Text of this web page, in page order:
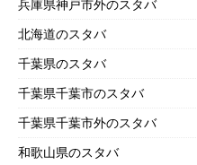
兵庫県神戸市外のスタバ
北海道のスタバ
千葉県のスタバ
千葉県千葉市のスタバ
千葉県千葉市外のスタバ
和歌山県のスタバ